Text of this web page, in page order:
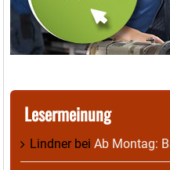
Lesermeinung
Lindnerbei Ab Montag: